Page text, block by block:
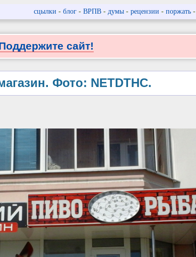
сцылки - блог- ВРПВ- думы- рецензии - поржать-
сайт!
Фото: NETDTHC.